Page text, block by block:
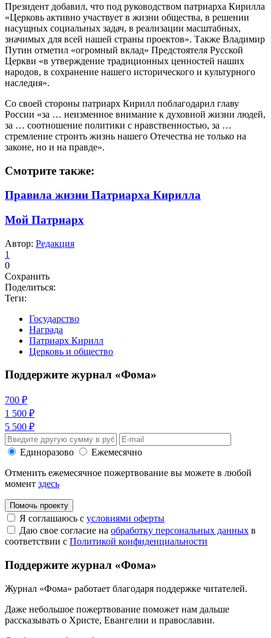
Президент добавил, что под руководством патриарха Кирилла
«Церковь активно участвует в жизни общества, в решении
насущных социальных задач, в реализации масштабных,
значимых для всей нашей страны проектов». Также Владимир
Путин отметил «огромный вклад» Предстоятеля Русской
Церкви «в утверждение традиционных ценностей наших
народов, в сохранение нашего исторического и культурного
наследия».
Со своей стороны патриарх Кирилл поблагодарил главу
России «за … неизменное внимание к духовной жизни людей,
за … соотношение политики с нравственностью, за …
стремление строить жизнь нашего Отечества не только на
законе, но и на правде».
Смотрите также:
Правила жизни Патриарха Кирилла
Мой Патриарх
Автор: Редакция
1
0
Сохранить
Поделиться:
Теги:
Государство
Награда
Патриарх Кирилл
Церковь и общество
Поддержите журнал «Фома»
700 ₽
1 500 ₽
5 500 ₽
Единоразово
Ежемесячно
Отменить ежемесячное пожертвование вы можете в любой
момент здесь
Помочь проекту
Я соглашаюсь с условиями оферты
Даю свое согласие на обработку персональных данных в
соответствии с Политикой конфиденциальности
Поддержите журнал «Фома»
Журнал «Фома» работает благодаря поддержке читателей.
Даже небольшое пожертвование поможет нам дальше
рассказывать о Христе, Евангелии и православии.